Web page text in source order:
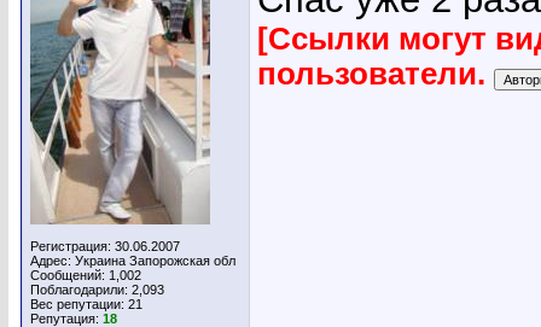
Регистрация: 30.06.2007
Адрес: Украина Запорожская обл
Сообщений: 1,002
Поблагодарили: 2,093
Вес репутации: 21
Репутация: 18
[Ссылки могут
пользователи.